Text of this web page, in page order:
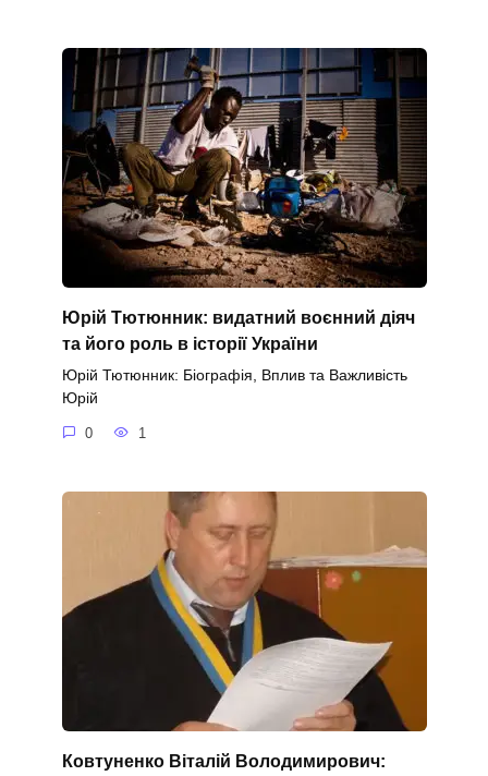
Юрій Тютюнник: видатний воєнний діяч
та його роль в історії України
Юрій Тютюнник: Біографія, Вплив та Важливість
Юрій
0 1
Ковтуненко Віталій Володимирович: